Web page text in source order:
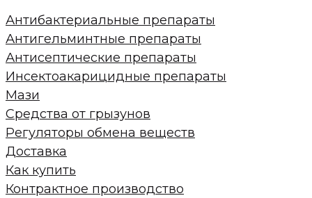
Антибактериальные препараты
Антигельминтные препараты
Антисептические препараты
Инсектоакарицидные препараты
Мази
Средства от грызунов
Регуляторы обмена веществ
Доставка
Как купить
Контрактное производство